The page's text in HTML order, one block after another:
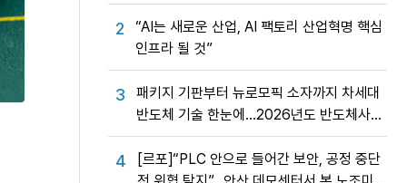
2
“AI는 새로운 산업, AI 팩토리 산업혁명 핵심
인프라 될 것”
3
패키지 기판부터 뉴로모픽 소자까지 차세대
반도체 기술 한눈에…2026년도 반도체사업
성과교류회
4
[르포]“PLC 안으로 들어간 보안, 공정 중단